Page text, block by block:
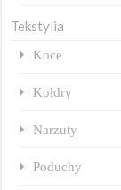
Tekstylia
Koce
Kołdry
Narzuty
Poduchy